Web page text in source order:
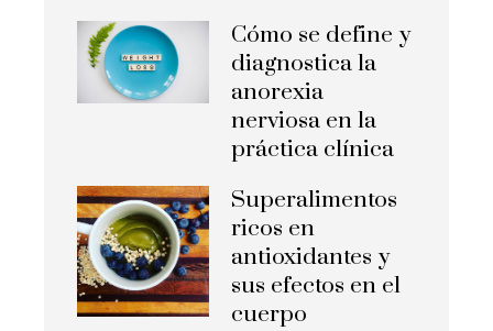
Cómo se define y
diagnostica la
anorexia
nerviosa en la
práctica clínica
Superalimentos
ricos en
antioxidantes y
sus efectos en el
cuerpo